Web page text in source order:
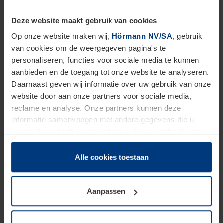
Deze website maakt gebruik van cookies
Op onze website maken wij, Hörmann NV/SA, gebruik
van cookies om de weergegeven pagina's te
personaliseren, functies voor sociale media te kunnen
aanbieden en de toegang tot onze website te analyseren.
Daarnaast geven wij informatie over uw gebruik van onze
website door aan onze partners voor sociale media,
reclame en analyse. Onze partners kunnen deze
informatie samenvoegen met andere gegevens die u
hun diensten hebben verzameld.
Juridisch hebben wij het recht om cookies op uw
van deze pagina's absoluut vereist is. Voor alle andere
soorten cookies is uw toestemming benodigd. Uw
toestemming kunt u op elk moment bij de uitleg van de
Alle cookies toestaan
Aanpassen
De voortreffelijke doorzichtigheid van de Flex-
strokengordijnen verhoogt de lichtinval en reduceert
de kosten voor verlichting. Geschikt voor
toepassing in de levensmiddelensector, in de
farmaceutische industrie of in vriescellen.
Een strokengordijn voor industrieel gebruik
Beschikt u over een industriële werkplaats of
bedrijfspand waar u graag flexibele en toch
functionele afscheidingen wilt toevoegen aan uw
werkplaats? Kies dan voor een doorzichtig
strokengordijn en creëer op een eenvoudige wijze